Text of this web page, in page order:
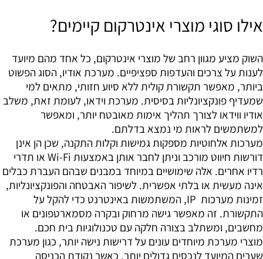
אילו סוגי מוצרי אינטרקום קיימים?
השוק מציע מגוון רחב של מוצרי אינטרקום, כל אחד מהם מיועד
לענות על צרכים והעדפות ספציפיים. מערכת אודיו, הסוג הפשוט
ביותר, מאפשר תקשורת קולית ללא סיוע חזותי, מתאים למי
שמעדיף פונקציונליות בסיסית. מערכת וידאו, לעומת זאת, משלב
אודיו ווידאו לצורך תהליך אימות מאובטח יותר, ומאפשר
למשתמשים לראות מי נמצא בדלתם.
מערכות אלחוטיות מספקות גמישות וקלות התקנה, שכן הן אינן
דורשות חיווט מורכב וניתן לחבר אותן באמצעות Wi-Fi או תדרי
רדיו אחרים. אלה שימושיים במיוחד במבנים שבהם העברת כבלים
אינה מעשית או בלתי אפשרית. לשיפור האבטחה והפונקציונליות,
זמינות מערכות IP, המשתמשות באינטרנט כדי להקל על
התקשורת. זה מאפשר גישה מרחוק ובקרה מסמארטפונים או
מחשבים, ומשתלב בצורה חלקה עם טכנולוגיות בית חכם.
מוצרי מערכת מיוחדים עונים על דרישות נישה יותר, כגון מערכת
שערים המיועד לנכסים גדולים יותר, כאשר נקודת הכניסה